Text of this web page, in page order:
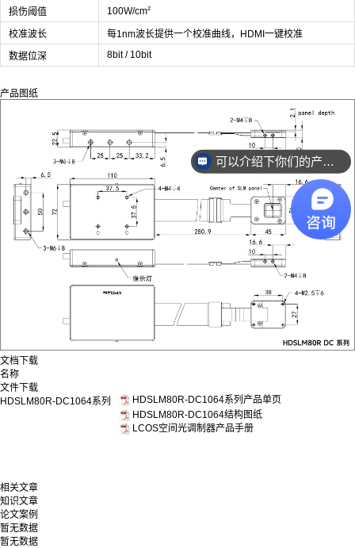
损伤阈值 100W/cm²
校准波长
每1nm波长提供一个校准曲线，HDMI一键校准
数据位深
8bit / 10bit
产品图纸
文档下载
名称
文件下载
HDSLM80R-DC1064系列
HDSLM80R-DC1064系列产品单页
HDSLM80R-DC1064结构图纸
LCOS空间光调制器产品手册
相关文章
知识文章
论文案例
暂无数据
暂无数据
可以介绍下你们的产品么？
销售负责人联系方式是多少？